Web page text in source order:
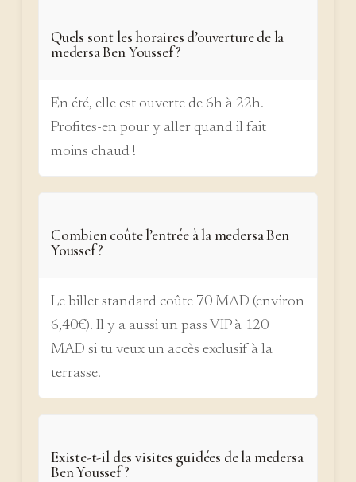
Quels sont les horaires d’ouverture de la
medersa Ben Youssef ?
En été, elle est ouverte de 6h à 22h.
Profites-en pour y aller quand il fait
moins chaud !
Combien coûte l’entrée à la medersa Ben
Youssef ?
Le billet standard coûte 70 MAD (environ
6,40€). Il y a aussi un pass VIP à 120
MAD si tu veux un accès exclusif à la
terrasse.
Existe-t-il des visites guidées de la medersa
Ben Youssef ?